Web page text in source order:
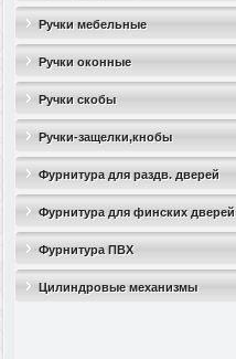
Ручки мебельные
Ручки оконные
Ручки скобы
Ручки-защелки,кнобы
Фурнитура для раздв. дверей
Фурнитура для финских дверей
Фурнитура ПВХ
Цилиндровые механизмы